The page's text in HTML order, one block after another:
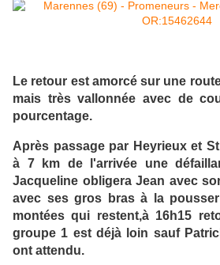
Le retour est amorcé sur une
mais très vallonnée avec de
pourcentage.
Après passage par Heyrieux et
à 7 km de l'arrivée une
Jacqueline obligera Jean avec
avec ses gros bras à la
montées qui restent,à 16h15
groupe 1 est déjà loin sauf
ont attendu.